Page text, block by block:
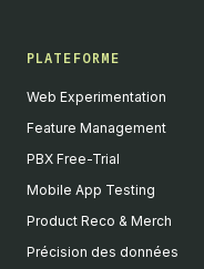
PLATEFORME
Web Experimentation
Feature Management
PBX Free-Trial
Mobile App Testing
Product Reco & Merch
Précision des données